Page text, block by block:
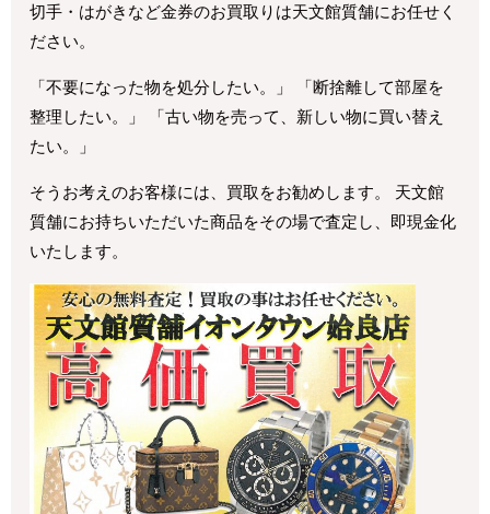
切手・はがきなど金券のお買取りは天文館質舗にお任せく
ださい。
「不要になった物を処分したい。」 「断捨離して部屋を
整理したい。」 「古い物を売って、新しい物に買い替え
たい。」
そうお考えのお客様には、買取をお勧めします。 天文館
質舗にお持ちいただいた商品をその場で査定し、即現金化
いたします。